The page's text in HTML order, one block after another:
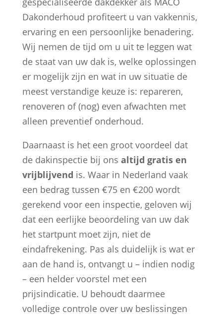
Dakonderhoud profiteert u van vakkennis,
ervaring en een persoonlijke benadering.
Wij nemen de tijd om u uit te leggen wat
de staat van uw dak is, welke oplossingen
er mogelijk zijn en wat in uw situatie de
meest verstandige keuze is: repareren,
renoveren of (nog) even afwachten met
alleen preventief onderhoud.
Daarnaast is het een groot voordeel dat
de dakinspectie bij ons altijd gratis en
vrijblijvend is. Waar in Nederland vaak
een bedrag tussen €75 en €200 wordt
gerekend voor een inspectie, geloven wij
dat een eerlijke beoordeling van uw dak
het startpunt moet zijn, niet de
eindafrekening. Pas als duidelijk is wat er
aan de hand is, ontvangt u – indien nodig
– een helder voorstel met een
prijsindicatie. U behoudt daarmee
volledige controle over uw beslissingen